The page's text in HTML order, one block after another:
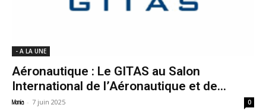
- A LA UNE
Aéronautique : Le GITAS au Salon
International de l’Aéronautique et de...
Monia - 7 juin 2025 0